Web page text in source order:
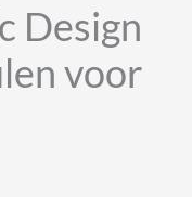
Design
voor